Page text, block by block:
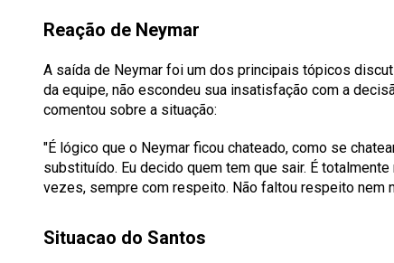
Reação de Neymar
A saída de Neymar foi um dos principais tópicos
da equipe, não escondeu sua insatisfação com a
comentou sobre a situação:
"É lógico que o Neymar ficou chateado, como se
substituído. Eu decido quem tem que sair. É
vezes, sempre com respeito. Não faltou respeito nem
Situacao do Santos